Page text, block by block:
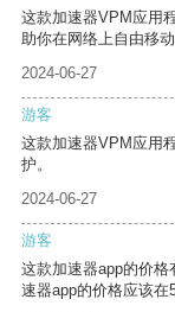
这款加速器VPM应用
助你在网络上自由移动
2024-06-27
游客
这款加速器VPM应用
护。
2024-06-27
游客
这款加速器app的价
速器app的价格应该在